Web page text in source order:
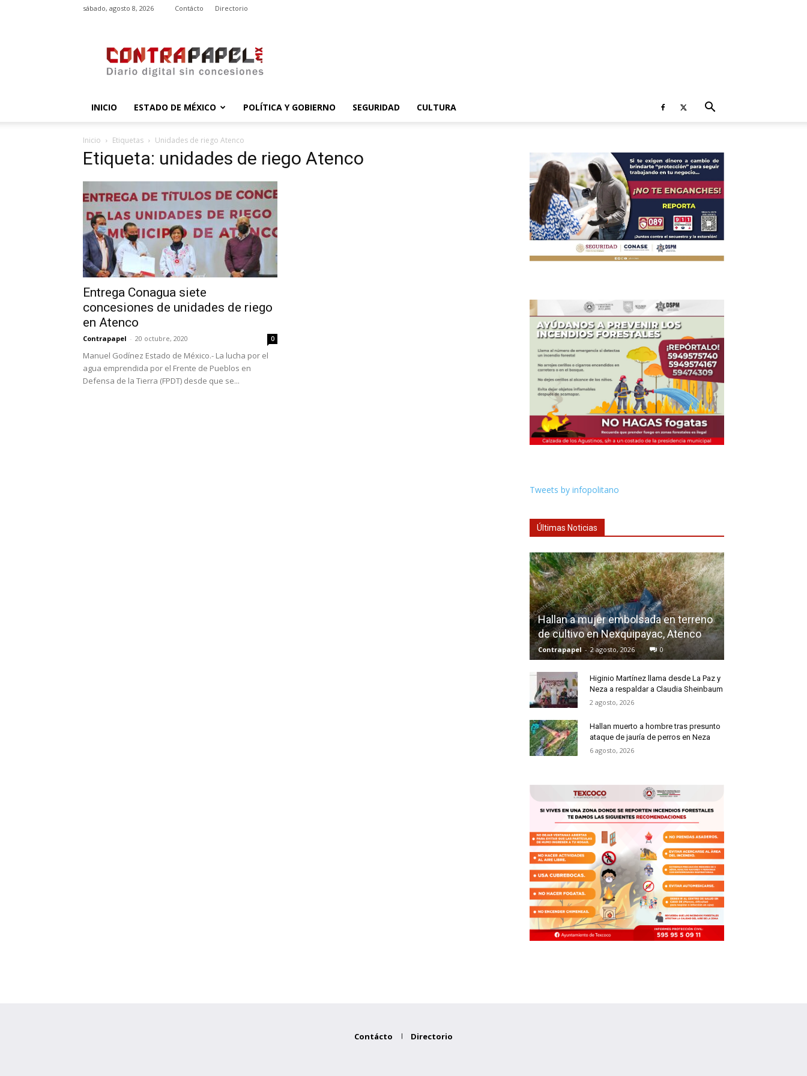
sábado, agosto 8, 2026 Contácto Directorio
INICIO ESTADO DE MÉXICO POLÍTICA Y GOBIERNO SEGURIDAD CULTURA
Inicio Etiquetas Unidades de riego Atenco
Etiqueta: unidades de riego Atenco
Entrega Conagua siete
concesiones de unidades de riego
en Atenco
Contrapapel - 20 octubre, 2020 0
Manuel Godínez Estado de México.- La lucha por el
agua emprendida por el Frente de Pueblos en
Defensa de la Tierra (FPDT) desde que se...
Tweets by infopolitano
Últimas Noticias
Hallan a mujer embolsada en terreno
de cultivo en Nexquipayac, Atenco
Contrapapel - 2 agosto, 2026 0
Higinio Martínez llama desde La Paz y
Neza a respaldar a Claudia Sheinbaum
2 agosto, 2026
Hallan muerto a hombre tras presunto
ataque de jauría de perros en Neza
6 agosto, 2026
Contácto Directorio